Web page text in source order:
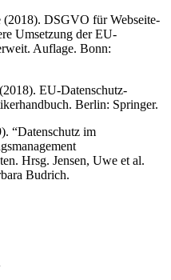
(2018). DSGVO für Webseite-
Umsetzung der EU-
Auflage. Bonn:
EU-Datenschutz-
Berlin: Springer.
“Datenschutz im
Hrsg. Jensen, Uwe et al.
Budrich.